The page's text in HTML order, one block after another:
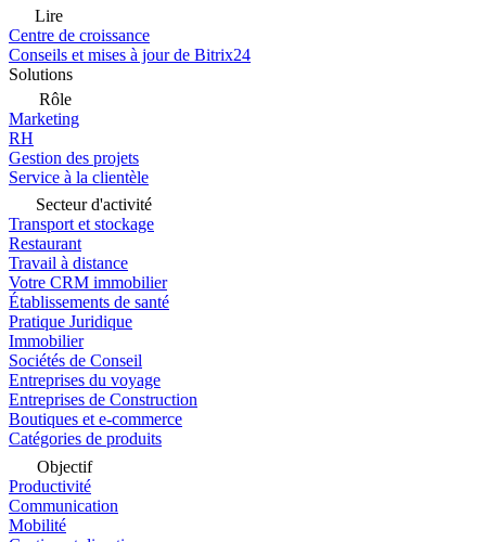
Lire
Centre de croissance
Conseils et mises à jour de Bitrix24
Solutions
Rôle
Marketing
RH
Gestion des projets
Service à la clientèle
Secteur d'activité
Transport et stockage
Restaurant
Travail à distance
Votre CRM immobilier
Établissements de santé
Pratique Juridique
Immobilier
Sociétés de Conseil
Entreprises du voyage
Entreprises de Construction
Boutiques et e-commerce
Catégories de produits
Objectif
Productivité
Communication
Mobilité